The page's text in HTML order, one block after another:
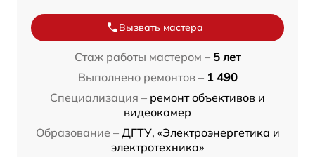
Вызвать мастера
Стаж работы мастером – 5 лет
Выполнено ремонтов – 1 490
Специализация – ремонт объективов и
видеокамер
Образование – ДГТУ, «Электроэнергетика и
электротехника»